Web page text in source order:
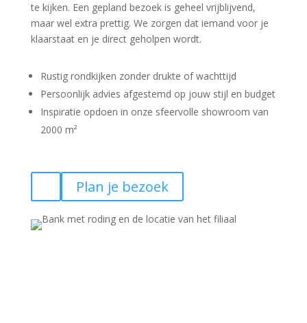
te kijken. Een gepland bezoek is geheel vrijblijvend,
maar wel extra prettig. We zorgen dat iemand voor je
klaarstaat en je direct geholpen wordt.
Rustig rondkijken zonder drukte of wachttijd
Persoonlijk advies afgestemd op jouw stijl en budget
Inspiratie opdoen in onze sfeervolle showroom van
2000 m²
Plan je bezoek